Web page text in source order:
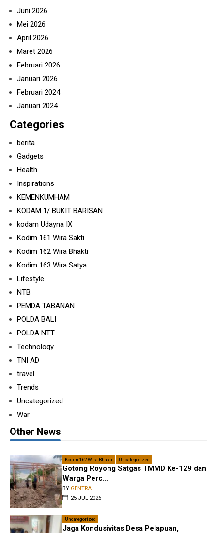
Juni 2026
Mei 2026
April 2026
Maret 2026
Februari 2026
Januari 2026
Februari 2024
Januari 2024
Categories
berita
Gadgets
Health
Inspirations
KEMENKUMHAM
KODAM 1/ BUKIT BARISAN
kodam Udayna IX
Kodim 161 Wira Sakti
Kodim 162 Wira Bhakti
Kodim 163 Wira Satya
Lifestyle
NTB
PEMDA TABANAN
POLDA BALI
POLDA NTT
Technology
TNI AD
travel
Trends
Uncategorized
War
Other News
Kodim 162 Wira Bhakti Uncategorized
Gotong Royong Satgas TMMD Ke-129 dan
Warga Perc...
BY GENTRA
25 JUL 2026
Uncategorized
Jaga Kondusivitas Desa Pelapuan,